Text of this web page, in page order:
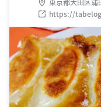
ー 1F
https://